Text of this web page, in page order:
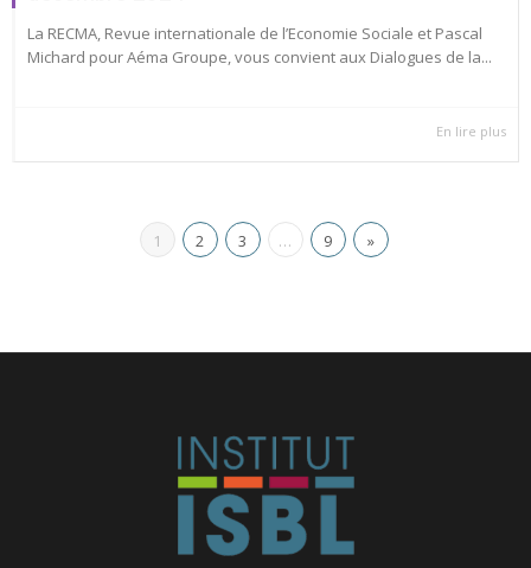
La RECMA, Revue internationale de l’Economie Sociale et Pascal
Michard pour Aéma Groupe, vous convient aux Dialogues de la...
En lire plus
1 2 3 … 9 »